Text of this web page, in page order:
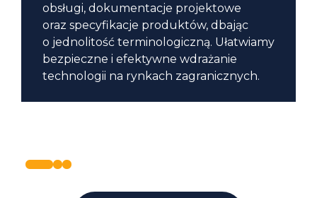
w zakresie umów handlowych, statutów
spółek oraz raportów finansowych,
wymagających szczególnej
skrupulatności. Gwarantujemy
zgodność z literą prawa i profesjonalny